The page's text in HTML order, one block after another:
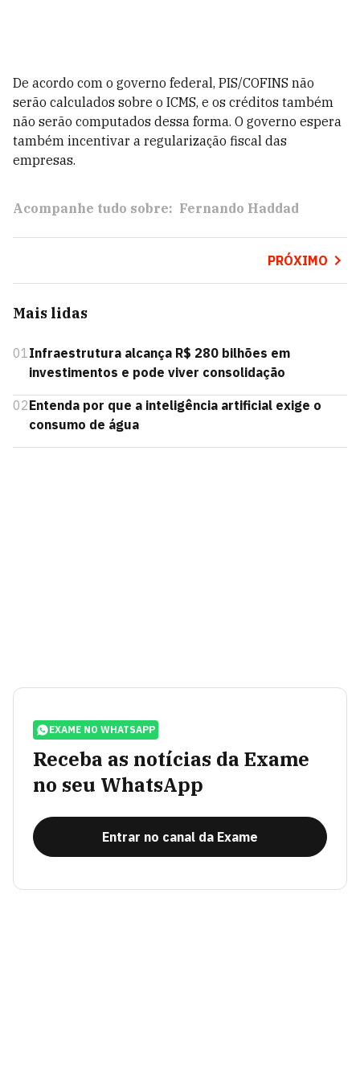
De acordo com o governo federal, PIS/COFINS não
serão calculados sobre o ICMS, e os créditos também
não serão computados dessa forma. O governo espera
também incentivar a regularização fiscal das
empresas.
Acompanhe tudo sobre: Fernando Haddad
PRÓXIMO
Mais lidas
01Infraestrutura alcança R$ 280 bilhões em
investimentos e pode viver consolidação
02Entenda por que a inteligência artificial exige o
consumo de água
EXAME NO WHATSAPP
Receba as notícias da Exame
no seu WhatsApp
Entrar no canal da Exame